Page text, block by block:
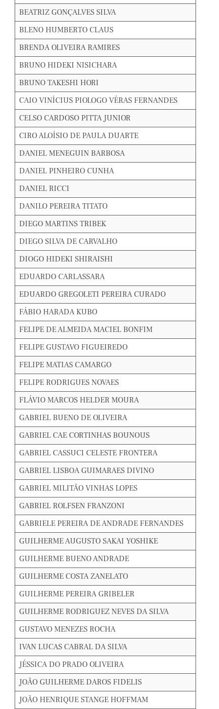
BEATRIZ GONÇALVES SILVA
BLENO HUMBERTO CLAUS
BRENDA OLIVEIRA RAMIRES
BRUNO HIDEKI NISICHARA
BRUNO TAKESHI HORI
CAIO VINÍCIUS PIOLOGO VÉRAS FERNANDES
CELSO CARDOSO PITTA JUNIOR
CIRO ALOÍSIO DE PAULA DUARTE
DANIEL MENEGUIN BARBOSA
DANIEL PINHEIRO CUNHA
DANIEL RICCI
DANILO PEREIRA TITATO
DIEGO MARTINS TRIBEK
DIEGO SILVA DE CARVALHO
DIOGO HIDEKI SHIRAISHI
EDUARDO CARLASSARA
EDUARDO GREGOLETI PEREIRA CURADO
FÁBIO HARADA KUBO
FELIPE DE ALMEIDA MACIEL BONFIM
FELIPE GUSTAVO FIGUEIREDO
FELIPE MATIAS CAMARGO
FELIPE RODRIGUES NOVAES
FLÁVIO MARCOS HELDER MOURA
GABRIEL BUENO DE OLIVEIRA
GABRIEL CAE CORTINHAS BOUNOUS
GABRIEL CASSUCI CELESTE FRONTERA
GABRIEL LISBOA GUIMARAES DIVINO
GABRIEL MILITÃO VINHAS LOPES
GABRIEL ROLFSEN FRANZONI
GABRIELE PEREIRA DE ANDRADE FERNANDES
GUILHERME AUGUSTO SAKAI YOSHIKE
GUILHERME BUENO ANDRADE
GUILHERME COSTA ZANELATO
GUILHERME PEREIRA GRIBELER
GUILHERME RODRIGUEZ NEVES DA SILVA
GUSTAVO MENEZES ROCHA
IVAN LUCAS CABRAL DA SILVA
JÉSSICA DO PRADO OLIVEIRA
JOÃO GUILHERME DAROS FIDELIS
JOÃO HENRIQUE STANGE HOFFMAM